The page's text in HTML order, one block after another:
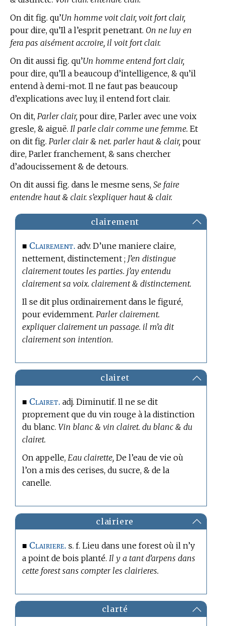
On dit fig. qu’Un homme voit clair, voit fort clair,
pour dire, qu’Il a l’esprit penetrant. On ne luy en
fera pas aisément accroire, il voit fort clair.
On dit aussi fig. qu’Un homme entend fort clair,
pour dire, qu’Il a beaucoup d’intelligence, & qu’il
entend à demi-mot. Il ne faut pas beaucoup
d’explications avec luy, il entend fort clair.
On dit, Parler clair, pour dire, Parler avec une voix
gresle, & aiguë. Il parle clair comme une femme. Et
on dit fig. Parler clair & net. parler haut & clair, pour
dire, Parler franchement, & sans chercher
d’adoucissement & de detours.
On dit aussi fig. dans le mesme sens, Se faire
entendre haut & clair. s’expliquer haut & clair.
clairement
■ Clairement. adv. D’une maniere claire,
nettement, distinctement ; J’en distingue
clairement toutes les parties. j’ay entendu
clairement sa voix. clairement & distinctement.
Il se dit plus ordinairement dans le figuré,
pour evidemment. Parler clairement.
expliquer clairement un passage. il m’a dit
clairement son intention.
clairet
■ Clairet. adj. Diminutif. Il ne se dit
proprement que du vin rouge à la distinction
du blanc.Vin blanc & vin clairet. du blanc & du
clairet.
On appelle, Eau clairette, De l’eau de vie où
l’on a mis des cerises, du sucre, & de la
canelle.
clairiere
■ Clairiere. s. f. Lieu dans une forest où il n’y
a point de bois planté. Il y a tant d’arpens dans
cette forest sans compter les clairieres.
clarté